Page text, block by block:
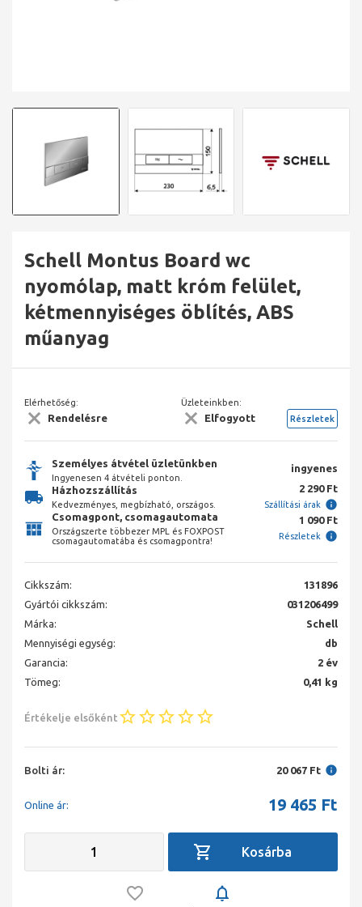
Schell Montus Board wc
nyomólap, matt króm felület,
kétmennyiséges öblítés, ABS
műanyag
Elérhetőség:
Rendelésre
Üzleteinkben:
Elfogyott Részletek
Személyes átvétel üzletünkben
Ingyenesen 4 átvételi ponton.
ingyenes
Házhozszállítás
Kedvezményes, megbízható, országos.
2 290 Ft
Szállítási árak
Csomagpont, csomagautomata
Országszerte többezer MPL és FOXPOST
csomagautomatába és csomagpontra!
1 090 Ft
Részletek
Cikkszám:
131896
Gyártói cikkszám:
031206499
Márka:
Schell
Mennyiségi egység:
db
Garancia:
2 év
Tömeg:
0,41 kg
Értékelje elsőként
Bolti ár: 20 067 Ft
Online ár: 19 465 Ft